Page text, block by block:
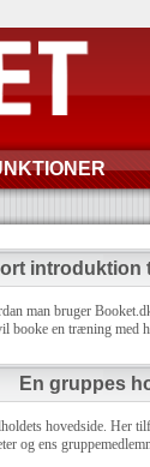
introduktion
man bruger
booke en træning med
En gruppes
hovedside. Her
og ens